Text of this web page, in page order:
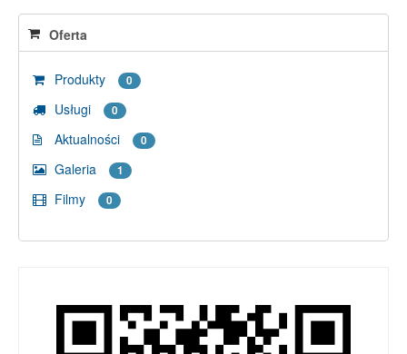
Oferta
Produkty 0
Usługi 0
Aktualności 0
Galeria 1
Filmy 0